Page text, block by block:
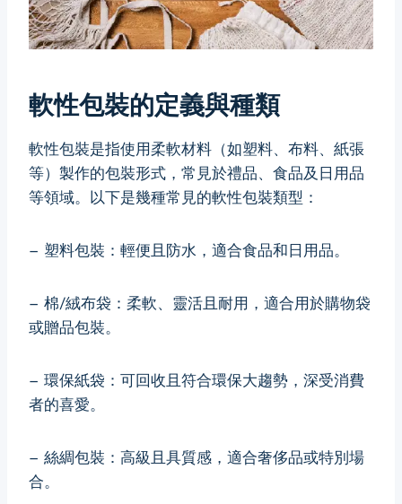
軟性包裝的定義與種類
軟性包裝是指使用柔軟材料（如塑料、布料、紙張
等）製作的包裝形式，常見於禮品、食品及日用品
等領域。以下是幾種常見的軟性包裝類型：
– 塑料包裝：輕便且防水，適合食品和日用品。
– 棉/絨布袋：柔軟、靈活且耐用，適合用於購物袋
或贈品包裝。
– 環保紙袋：可回收且符合環保大趨勢，深受消費
者的喜愛。
– 絲綢包裝：高級且具質感，適合奢侈品或特別場
合。